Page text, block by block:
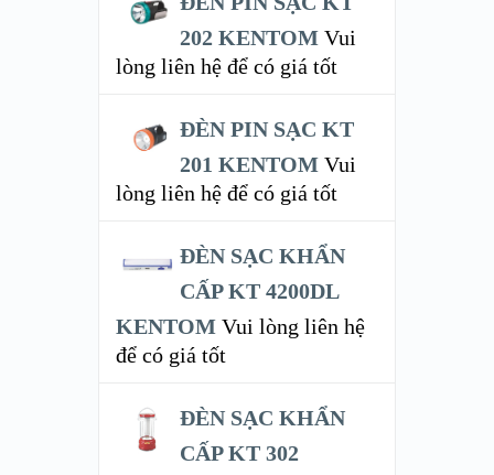
202 KENTOM Vui
lòng liên hệ để có giá tốt
ĐÈN PIN SẠC KT
201 KENTOM Vui
lòng liên hệ để có giá tốt
ĐÈN SẠC KHẨN
CẤP KT 4200DL
KENTOM Vui lòng liên hệ
để có giá tốt
ĐÈN SẠC KHẨN
CẤP KT 302